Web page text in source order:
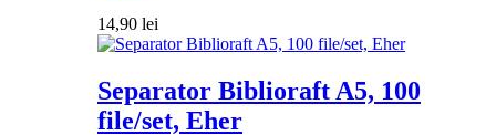
14,90 lei
Separator Biblioraft A5, 100
file/set, Eher